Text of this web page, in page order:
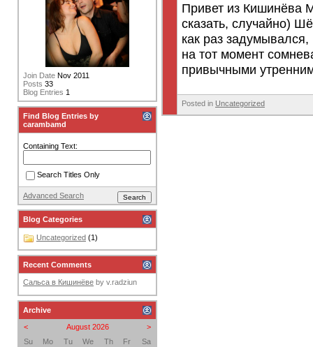
Привет из Кишинёва
сказать, случайно)
как раз
на тот момент
привычными
Posted in Uncategorized
Join Date Nov 2011
Posts 33
Blog Entries 1
Find Blog Entries by
carambamd
Containing Text:
Search Titles Only
Advanced Search
Blog Categories
Uncategorized (1)
Recent Comments
Сальса в Кишинёве by v.radziun
Archive
<
>
August 2026
Su
Mo Tu We Th Fr
Sa